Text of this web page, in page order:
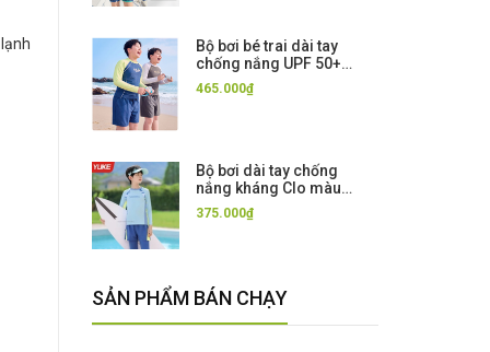
Bộ bơi bé trai dài tay
chống nắng UPF 50+
Kháng Clo co giãn dáng
quần 2 lớp 361
465.000₫
Bộ bơi dài tay chống
nắng kháng Clo màu
xanh vàng quần rời dài 2
lớp Jurasic YUKE
375.000₫
SẢN PHẨM BÁN CHẠY